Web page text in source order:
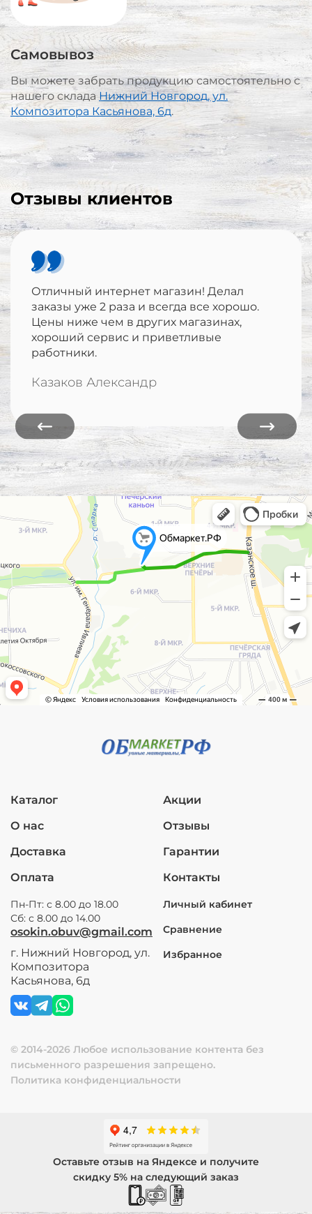
Самовывоз
Вы можете забрать продукцию самостоятельно с
нашего склада Нижний Новгород, ул.
Композитора Касьянова, 6д.
Отзывы клиентов
Отличный интернет магазин! Делал
заказы уже 2 раза и всегда все хорошо.
Цены ниже чем в других магазинах,
хороший сервис и приветливые
работники.
Казаков Александр
Каталог
О нас
Доставка
Оплата
Акции
Отзывы
Гарантии
Контакты
Пн-Пт: с 8.00 до 18.00
Сб: с 8.00 до 14.00
osokin.obuv@gmail.com
г. Нижний Новгород, ул.
Композитора
Касьянова, 6д
Личный кабинет
Сравнение
Избранное
© 2014-2026 Любое использование контента без
письменного разрешения запрещено.
Политика конфиденциальности
Оставьте отзыв на Яндексе и получите
скидку 5% на следующий заказ